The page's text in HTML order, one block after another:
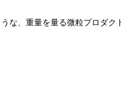
な、重量を量る微粒プロダク